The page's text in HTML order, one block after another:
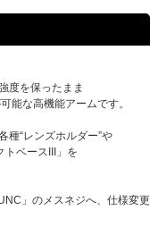
度を保ったまま
能な高機能アームです。
種“レンズホルダー”や
トベースIII」を
」のメスネジへ、仕様変更